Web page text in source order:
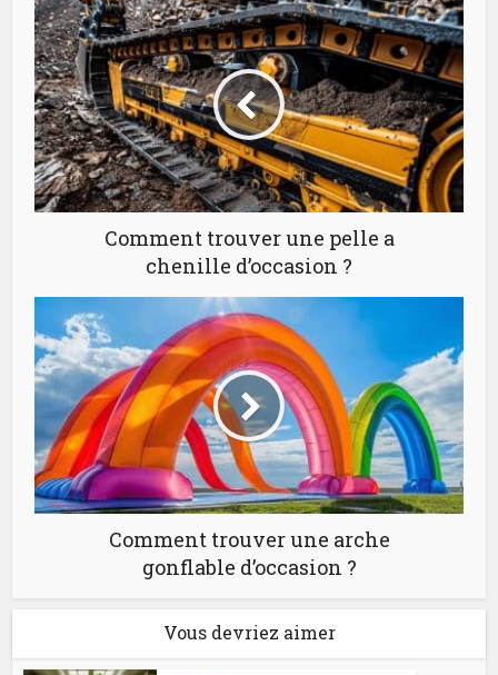
Comment trouver une pelle a
chenille d’occasion ?
Comment trouver une arche
gonflable d’occasion ?
Vous devriez aimer